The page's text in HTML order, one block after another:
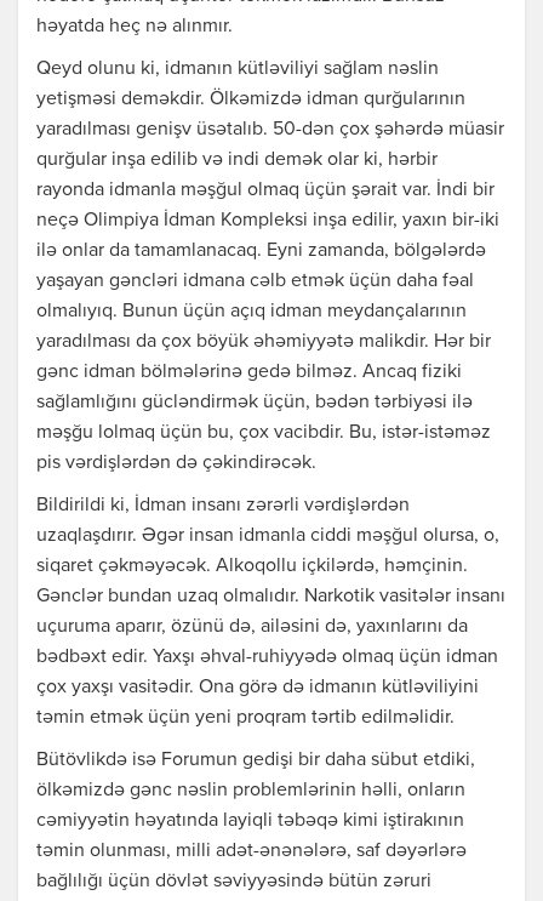
həyatda heç nə alınmır.
Qeyd olunu ki, idmanın kütləviliyi sağlam nəslin
yetişməsi deməkdir. Ölkəmizdə idman qurğularının
yaradılması genişv üsətalıb. 50-dən çox şəhərdə müasir
qurğular inşa edilib və indi demək olar ki, hərbir
rayonda idmanla məşğul olmaq üçün şərait var. İndi bir
neçə Olimpiya İdman Kompleksi inşa edilir, yaxın bir-iki
ilə onlar da tamamlanacaq. Eyni zamanda, bölgələrdə
yaşayan gəncləri idmana cəlb etmək üçün daha fəal
olmalıyıq. Bunun üçün açıq idman meydançalarının
yaradılması da çox böyük əhəmiyyətə malikdir. Hər bir
gənc idman bölmələrinə gedə bilməz. Ancaq fiziki
sağlamlığını gücləndirmək üçün, bədən tərbiyəsi ilə
məşğu lolmaq üçün bu, çox vacibdir. Bu, istər-istəməz
pis vərdişlərdən də çəkindirəcək.
Bildirildi ki, İdman insanı zərərli vərdişlərdən
uzaqlaşdırır. Əgər insan idmanla ciddi məşğul olursa, o,
siqaret çəkməyəcək. Alkoqollu içkilərdə, həmçinin.
Gənclər bundan uzaq olmalıdır. Narkotik vasitələr insanı
uçuruma aparır, özünü də, ailəsini də, yaxınlarını da
bədbəxt edir. Yaxşı əhval-ruhiyyədə olmaq üçün idman
çox yaxşı vasitədir. Ona görə də idmanın kütləviliyini
təmin etmək üçün yeni proqram tərtib edilməlidir.
Bütövlikdə isə Forumun gedişi bir daha sübut etdiki,
ölkəmizdə gənc nəslin problemlərinin həlli, onların
cəmiyyətin həyatında layiqli təbəqə kimi iştirakının
təmin olunması, milli adət-ənənələrə, saf dəyərlərə
bağlılığı üçün dövlət səviyyəsində bütün zəruri